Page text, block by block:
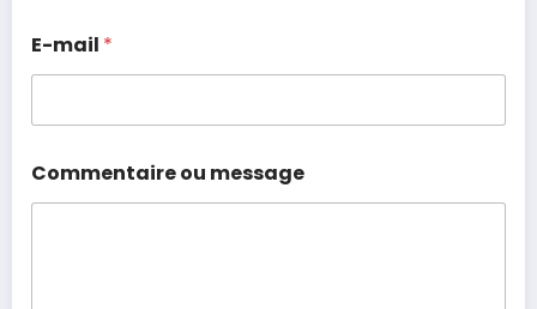
E-mail *
Commentaire ou message